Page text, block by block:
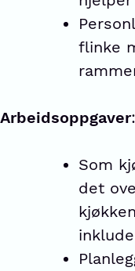
flinke
Arbeidsoppgaver:
Som
det